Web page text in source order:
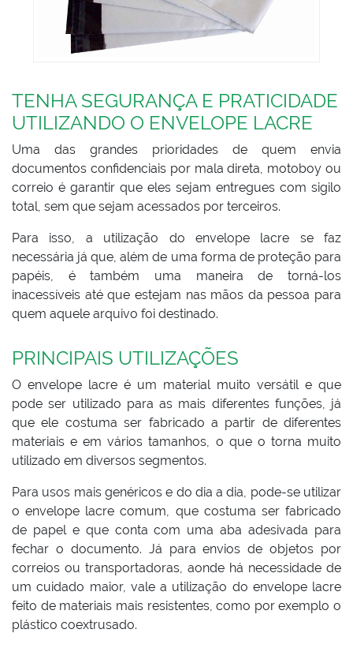
TENHA SEGURANÇA E PRATICIDADE
UTILIZANDO O ENVELOPE LACRE
Uma das grandes prioridades de quem envia
documentos confidenciais por mala direta, motoboy ou
correio é garantir que eles sejam entregues com sigilo
total, sem que sejam acessados por terceiros.
Para isso, a utilização do envelope lacre se faz
necessária já que, além de uma forma de proteção para
papéis, é também uma maneira de torná-los
inacessíveis até que estejam nas mãos da pessoa para
quem aquele arquivo foi destinado.
PRINCIPAIS UTILIZAÇÕES
O envelope lacre é um material muito versátil e que
pode ser utilizado para as mais diferentes funções, já
que ele costuma ser fabricado a partir de diferentes
materiais e em vários tamanhos, o que o torna muito
utilizado em diversos segmentos.
Para usos mais genéricos e do dia a dia, pode-se utilizar
o envelope lacre comum, que costuma ser fabricado
de papel e que conta com uma aba adesivada para
fechar o documento. Já para envios de objetos por
correios ou transportadoras, aonde há necessidade de
um cuidado maior, vale a utilização do envelope lacre
feito de materiais mais resistentes, como por exemplo o
plástico coextrusado.